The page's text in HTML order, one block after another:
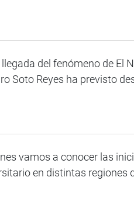
del fenómeno de El
Soto Reyes ha previsto
vamos a conocer las
en distintas regiones